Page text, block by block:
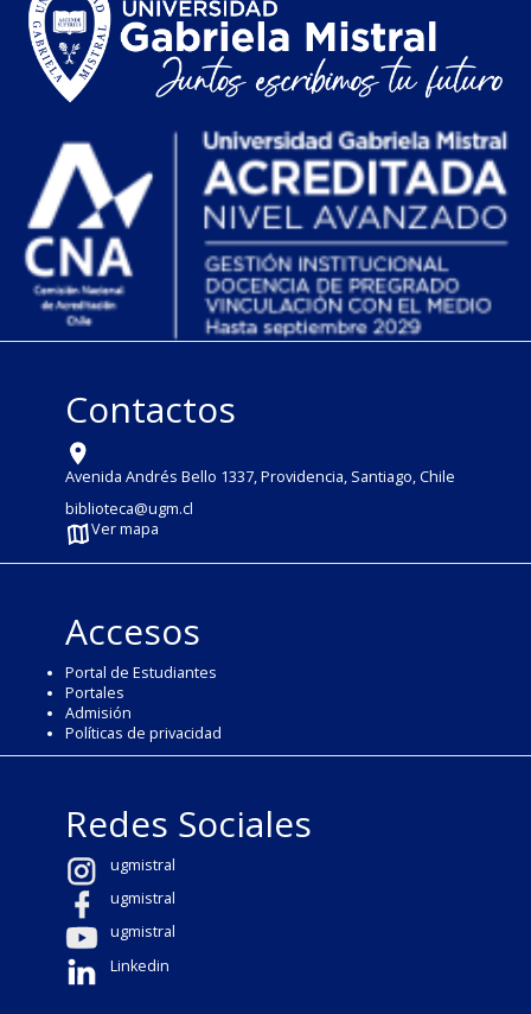
Contactos
Avenida Andrés Bello 1337, Providencia, Santiago, Chile
biblioteca@ugm.cl
Ver mapa
Accesos
Portal de Estudiantes
Portales
Admisión
Políticas de privacidad
Redes Sociales
ugmistral
ugmistral
ugmistral
Linkedin